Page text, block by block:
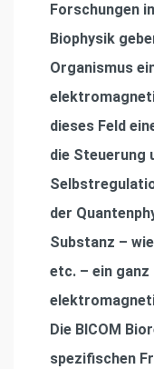
Forschungen
Biophysik
Organismus
dieses Feld
die Steuerung
der
Substanz –
etc. – ein
Die BICOM
speziﬁschen